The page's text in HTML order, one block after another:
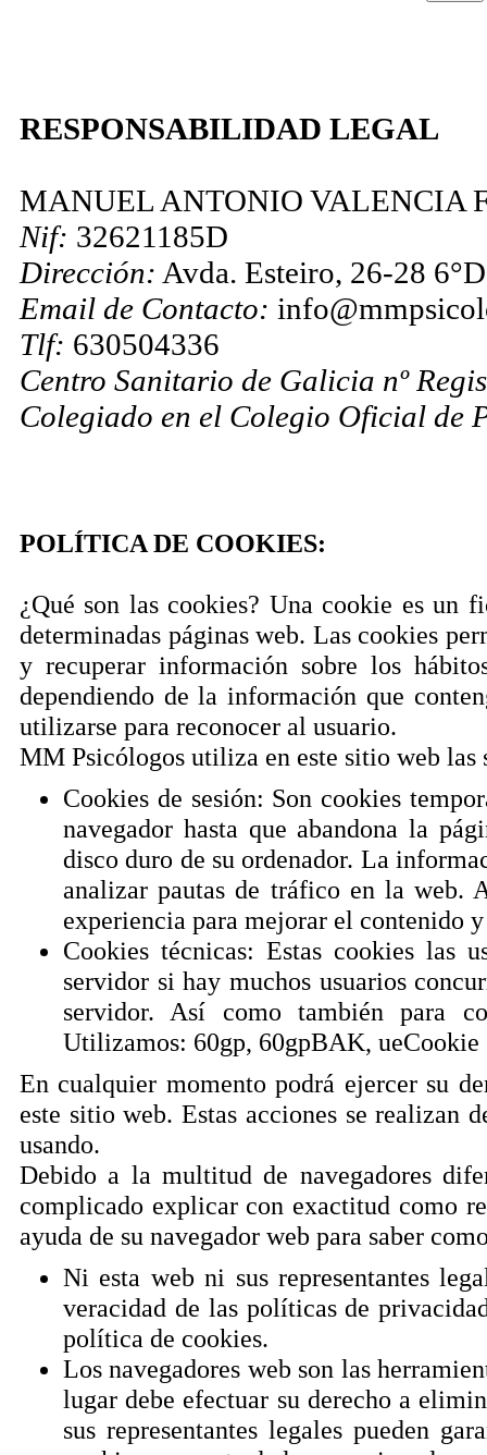
RESPONSABILIDAD LEGAL
MANUEL ANTONIO VALENCIA
Nif: 32621185D
Dirección: Avda. Esteiro, 26-28
Email de Contacto:
Tlf: 630504336
Centro Sanitario de Galicia nº
Colegiado en el Colegio Oficial de
POLÍTICA DE COOKIES:
¿Qué son las cookies? Una cookie es un
determinadas páginas web. Las cookies
y recuperar información sobre los
dependiendo de la información que
utilizarse para reconocer al usuario.
MM Psicólogos utiliza en este sitio web las
Cookies de sesión: Son cookies
navegador hasta que abandona la
disco duro de su ordenador. La
analizar pautas de tráfico en la web.
experiencia para mejorar el contenido
Cookies técnicas: Estas cookies las
servidor si hay muchos usuarios
servidor. Así como también para
Utilizamos: 60gp, 60gpBAK, ueCookie
En cualquier momento podrá ejercer su
este sitio web. Estas acciones se realizan
usando.
Debido a la multitud de navegadores
complicado explicar con exactitud como
ayuda de su navegador web para saber
Ni esta web ni sus representantes
veracidad de las políticas de
política de cookies.
Los navegadores web son las
lugar debe efectuar su derecho a
sus representantes legales pueden